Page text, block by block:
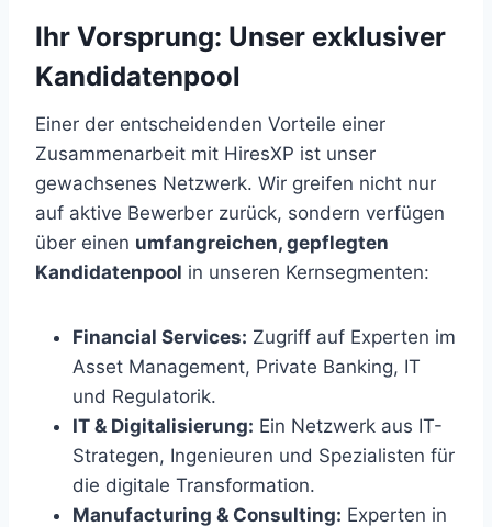
Ihr Vorsprung: Unser exklusiver
Kandidatenpool
Einer der entscheidenden Vorteile einer
Zusammenarbeit mit HiresXP ist unser
gewachsenes Netzwerk. Wir greifen nicht nur
auf aktive Bewerber zurück, sondern verfügen
über einen umfangreichen, gepflegten
Kandidatenpool in unseren Kernsegmenten:
Financial Services: Zugriff auf Experten im
Asset Management, Private Banking, IT
und Regulatorik.
IT & Digitalisierung: Ein Netzwerk aus IT-
Strategen, Ingenieuren und Spezialisten für
die digitale Transformation.
Manufacturing & Consulting: Experten in